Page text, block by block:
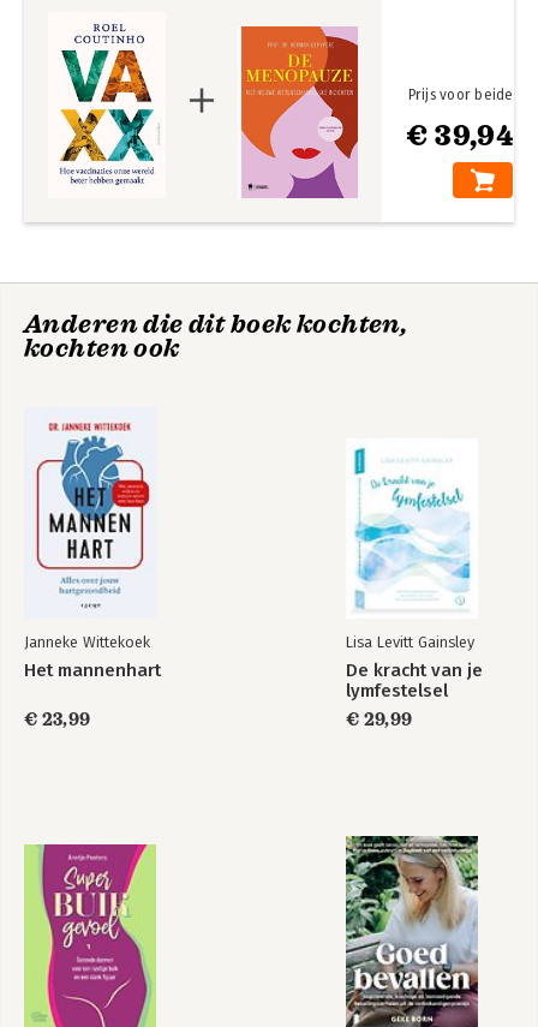
Bekijk alle boeken
11 Griep 139
12 Waterpokken en gordelroos 155
13 Rotavirus 165
14 Vaccinaties voor reizigers 173
15 covid-19 187
Epiloog 203
Dankwoord 205
€ 39,94
Prijs voor beide
Anderen die dit boek kochten,
kochten ook
Janneke Wittekoek
Het mannenhart
€ 23,99
Lisa Levitt Gainsley
De kracht van je
lymfestelsel
€ 29,99